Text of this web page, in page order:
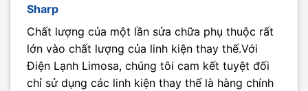
Sharp
Chất lượng của một lần sửa chữa phụ thuộc rất
lớn vào chất lượng của linh kiện thay thế.Với
Điện Lạnh Limosa, chúng tôi cam kết tuyệt đối
chỉ sử dụng các linh kiện thay thế là hàng chính